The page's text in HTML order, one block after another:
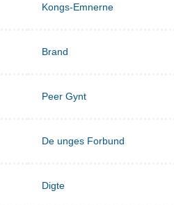
Kongs-Emnerne
Brand
Peer Gynt
De unges Forbund
Digte